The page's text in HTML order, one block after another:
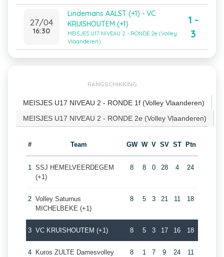
27/04
16:30
Lindemans AALST (+1) - VC
KRUISHOUTEM (+1)
MEISJES U17 NIVEAU 2 - RONDE 2e (Volley
Vlaanderen)
1 -
3
RANGSCHIKKING
MEISJES U17 NIVEAU 2 - RONDE 1f (Volley Vlaanderen)
MEISJES U17 NIVEAU 2 - RONDE 2e (Volley Vlaanderen)
# Team GW W V SV ST Ptn
1 SSJ HEMELVEERDEGEM
(+1)
8 8 0 28 4 24
2 Volley Saturnus
MICHELBEKE (+1)
8 5 3 21 11 18
3 VC KRUISHOUTEM (+1) 8 5 3 17 16 18
4 Kuros ZULTE Damesvolley 8 1 7 9 24 11